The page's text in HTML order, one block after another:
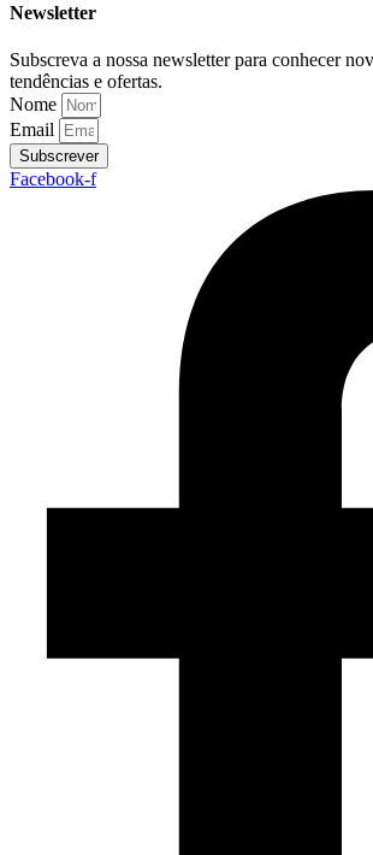
Newsletter
Subscreva a nossa newsletter para conhecer
tendências e ofertas.
Nome
Email
Subscrever
Facebook-f